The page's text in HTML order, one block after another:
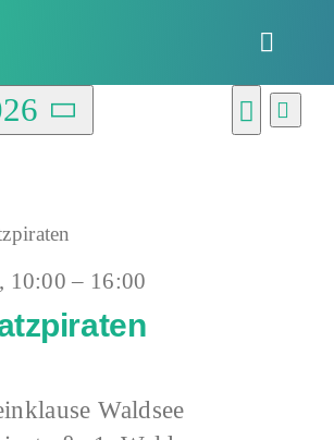
Toggle
Suche
Tag
10:00 – 16:00
Waldsee